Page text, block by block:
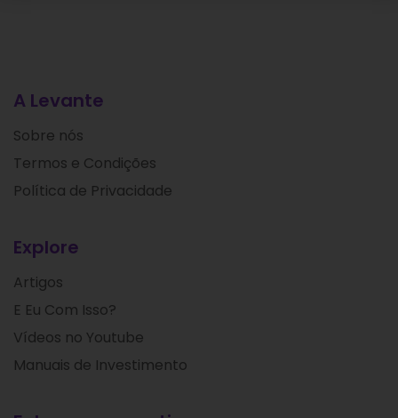
A Levante
Sobre nós
Termos e Condições
Política de Privacidade
Explore
Artigos
E Eu Com Isso?
Vídeos no Youtube
Manuais de Investimento